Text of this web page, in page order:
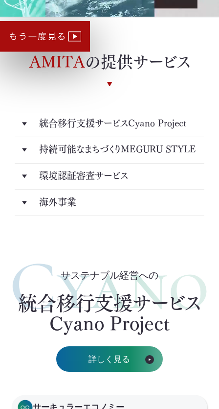
産業廃棄物の100%リサイクル｜独自技術
リサイクル製品と製造フロー
取扱可能な廃棄物一覧
処理委託先の選定
サステナブル調達支援サービス
見える化サービス
SEA(Sustainable Executive Alliance)
ご支援・価値づくりの事例
持続可能なまちづくり
環境認証審査サービス
AMITAの提供サービス
統合移行支援サービスCyano Project
持続可能なまちづくりMEGURU STYLE
環境認証審査サービス
海外事業
サステナブル経営への
統合移行支援サービス
Cyano Project
詳しく見る